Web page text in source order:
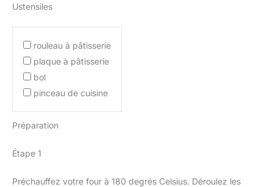
Ustensiles
rouleau à pâtisserie
plaque à pâtisserie
bol
pinceau de cuisine
Préparation
Étape 1
Préchauffez votre four à 180 degrés Celsius. Déroulez les